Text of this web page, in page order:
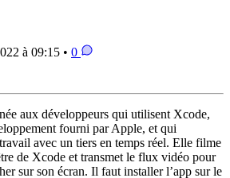
à 09:15 • 0
aux développeurs qui utilisent Xcode,
fourni par Apple, et qui
avec un tiers en temps réel. Elle filme
de Xcode et transmet le flux vidéo pour
sur son écran. Il faut installer l’app sur le